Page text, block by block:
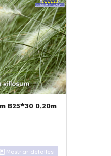
B25*30 0,20m
Mostrar detalles